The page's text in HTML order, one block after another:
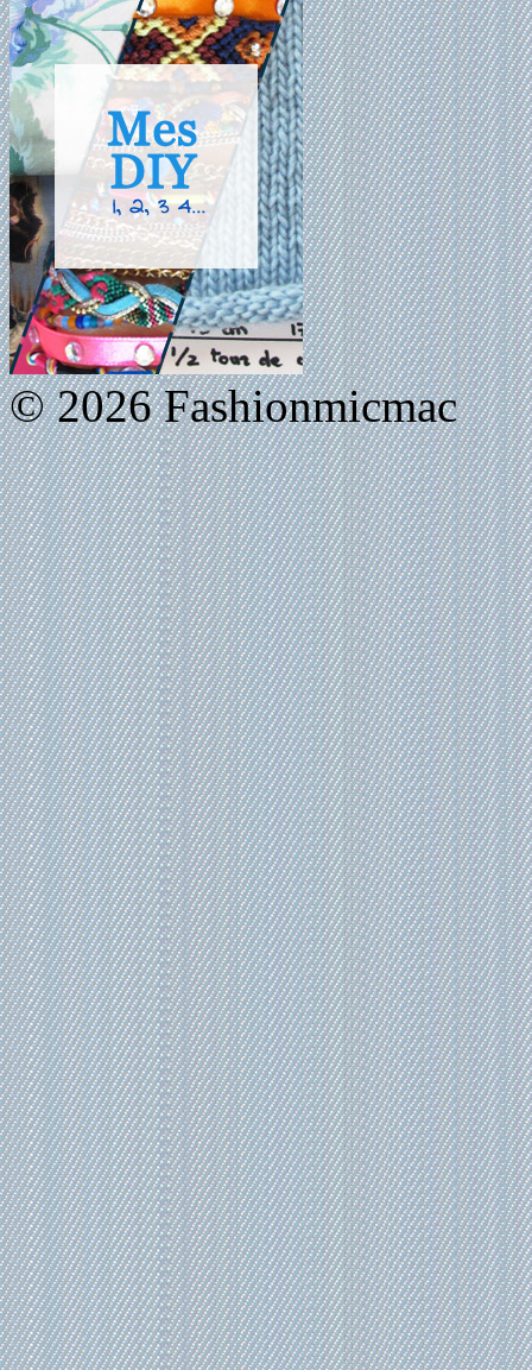
© 2026 Fashionmicmac